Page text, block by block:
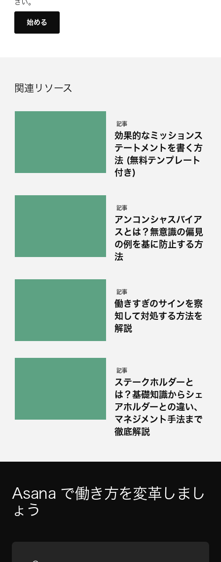
さい。
始める
関連リソース
記事
効果的なミッションス
テートメントを書く方
法 (無料テンプレート
付き)
記事
アンコンシャスバイア
スとは？無意識の偏見
の例を基に防止する方
法
記事
働きすぎのサインを察
知して対処する方法を
解説
記事
ステークホルダーと
は？基礎知識からシェ
アホルダーとの違い、
マネジメント手法まで
徹底解説
Asana で働き方を変革しまし
ょう